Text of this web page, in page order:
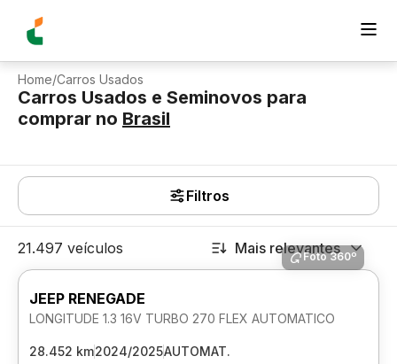
Home/Carros Usados
Carros Usados e Seminovos para
comprar no Brasil
Filtros
21.497 veículos Mais relevantes
Foto 360º
JEEP RENEGADE
LONGITUDE 1.3 16V TURBO 270 FLEX AUTOMATICO
28.452 km2024/2025AUTOMAT.